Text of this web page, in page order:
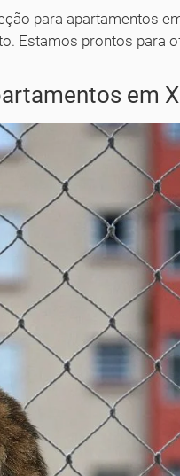
para apartamentos
Estamos prontos para
em